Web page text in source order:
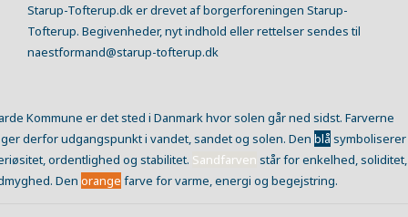
Starup-Tofterup.dk er drevet af borgerforeningen Starup-
Tofterup. Begivenheder, nyt indhold eller rettelser sendes til
naestformand@starup-tofterup.dk
Kommune er det sted i Danmark hvor solen går ned sidst. Farverne
derfor udgangspunkt i vandet, sandet og solen. Den blå symboliserer
ordentlighed og stabilitet. Sandfarven står for enkelhed, soliditet,
Den orange farve for varme, energi og begejstring.